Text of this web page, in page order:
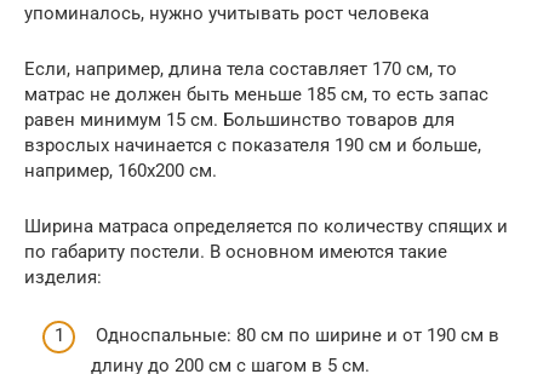
упоминалось, нужно учитывать рост человека
Если, например, длина тела составляет 170 см, то
матрас не должен быть меньше 185 см, то есть запас
равен минимум 15 см. Большинство товаров для
взрослых начинается с показателя 190 см и больше,
например, 160х200 см.
Ширина матраса определяется по количеству спящих и
по габариту постели. В основном имеются такие
изделия:
Односпальные: 80 см по ширине и от 190 см в
длину до 200 см с шагом в 5 см.